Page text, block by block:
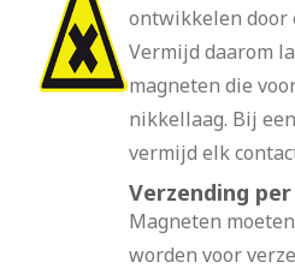
ontwikkelen door
Vermijd daarom
magneten die
nikkellaag. Bij
vermijd elk
Verzending
Magneten
worden voor